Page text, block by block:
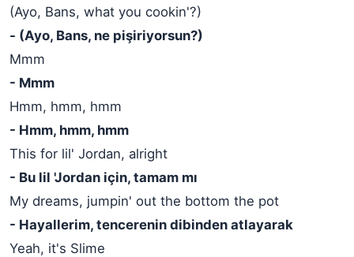
(Ayo, Bans, what you cookin'?)
- (Ayo, Bans, ne pişiriyorsun?)
Mmm
- Mmm
Hmm, hmm, hmm
- Hmm, hmm, hmm
This for lil' Jordan, alright
- Bu lil 'Jordan için, tamam mı
My dreams, jumpin' out the bottom the pot
- Hayallerim, tencerenin dibinden atlayarak
Yeah, it's Slime